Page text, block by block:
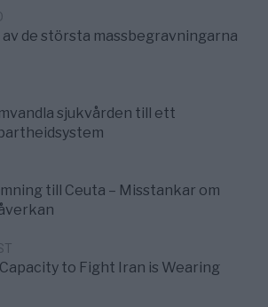
av de största massbegravningarna
sjukvården till ett
till Ceuta – Misstankar om
to Fight Iran is Wearing